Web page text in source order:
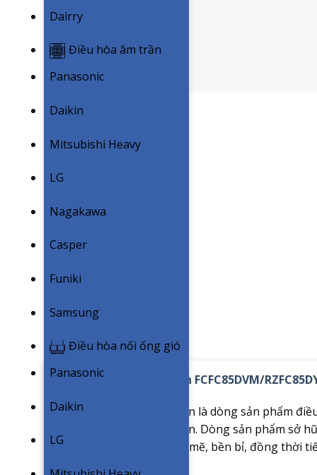
Dairry
Điều hòa âm trần
Panasonic
Daikin
Mitsubishi Heavy
LG
Nagakawa
Casper
Funiki
Samsung
Điều hòa nối ống gió
Panasonic
Daikin
LG
Điều hoà âm trần Daikin FCFC85DVM/
FCFC Series
được biết đến là dòng sản phẩm
chuẩn xuất xứ tại Thái Lan. Dòng sản phẩm sở
hiệu quả vận hành mạnh mẽ, bền bỉ, đồng thời